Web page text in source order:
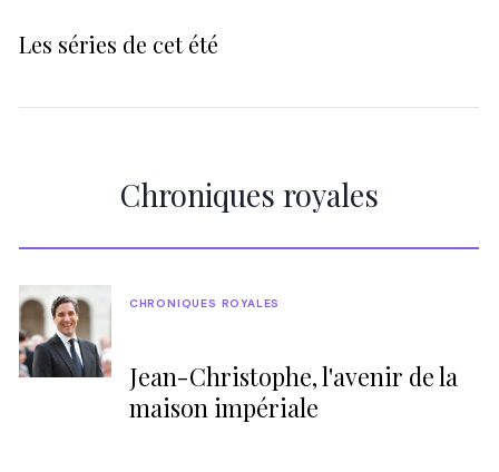
Les séries de cet été
Chroniques royales
Jean-Christophe, l'avenir de la
maison impériale
CHRONIQUES ROYALES